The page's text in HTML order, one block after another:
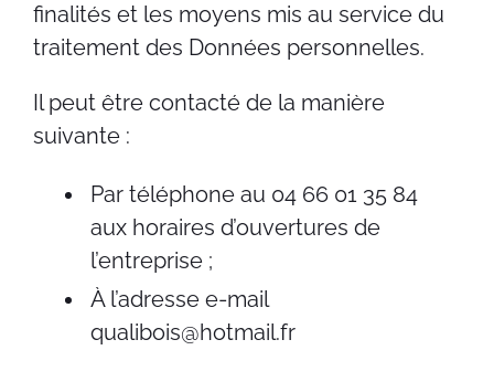
finalités et les moyens mis au service du
traitement des Données personnelles.
Il peut être contacté de la manière
suivante :
Par téléphone au 04 66 01 35 84
aux horaires d’ouvertures de
l’entreprise ;
À l’adresse e-mail
qualibois@hotmail.fr